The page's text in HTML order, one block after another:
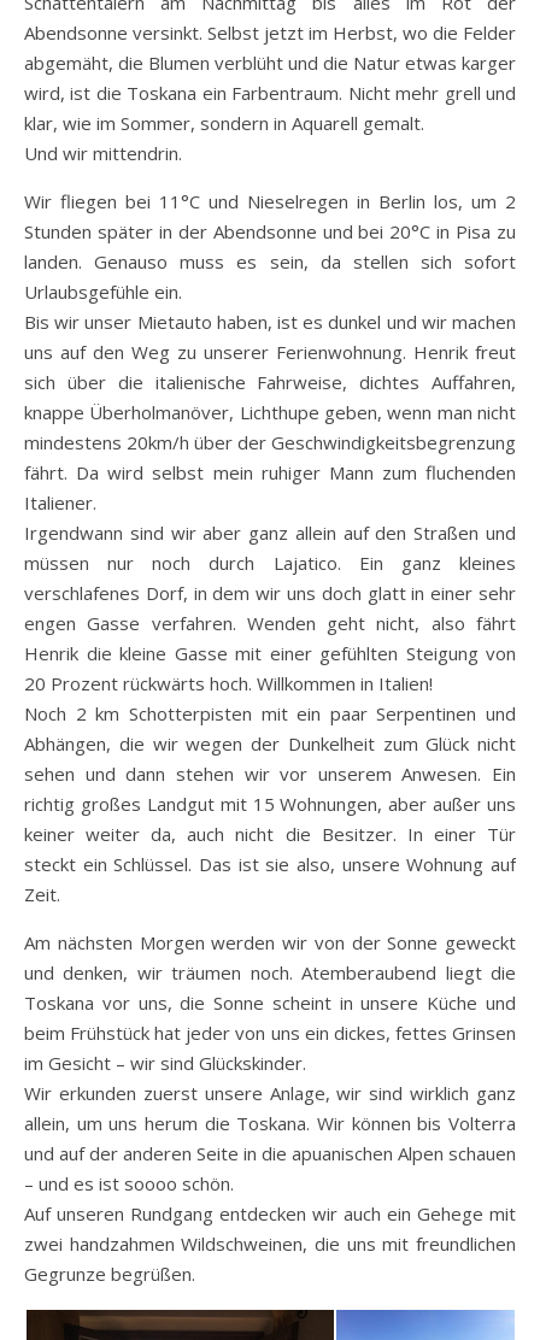
Abendsonne versinkt. Selbst jetzt im Herbst, wo die Felder
abgemäht, die Blumen verblüht und die Natur etwas karger
wird, ist die Toskana ein Farbentraum. Nicht mehr grell und
klar, wie im Sommer, sondern in Aquarell gemalt.
Und wir mittendrin.
Wir fliegen bei 11°C und Nieselregen in Berlin los, um 2
Stunden später in der Abendsonne und bei 20°C in Pisa zu
landen. Genauso muss es sein, da stellen sich sofort
Urlaubsgefühle ein.
Bis wir unser Mietauto haben, ist es dunkel und wir machen
uns auf den Weg zu unserer Ferienwohnung. Henrik freut
sich über die italienische Fahrweise, dichtes Auffahren,
knappe Überholmanöver, Lichthupe geben, wenn man nicht
mindestens 20km/h über der Geschwindigkeitsbegrenzung
fährt. Da wird selbst mein ruhiger Mann zum fluchenden
Italiener.
Irgendwann sind wir aber ganz allein auf den Straßen und
müssen nur noch durch Lajatico. Ein ganz kleines
verschlafenes Dorf, in dem wir uns doch glatt in einer sehr
engen Gasse verfahren. Wenden geht nicht, also fährt
Henrik die kleine Gasse mit einer gefühlten Steigung von
20 Prozent rückwärts hoch. Willkommen in Italien!
Noch 2 km Schotterpisten mit ein paar Serpentinen und
Abhängen, die wir wegen der Dunkelheit zum Glück nicht
sehen und dann stehen wir vor unserem Anwesen. Ein
richtig großes Landgut mit 15 Wohnungen, aber außer uns
keiner weiter da, auch nicht die Besitzer. In einer Tür
steckt ein Schlüssel. Das ist sie also, unsere Wohnung auf
Zeit.
Am nächsten Morgen werden wir von der Sonne geweckt
und denken, wir träumen noch. Atemberaubend liegt die
Toskana vor uns, die Sonne scheint in unsere Küche und
beim Frühstück hat jeder von uns ein dickes, fettes Grinsen
im Gesicht – wir sind Glückskinder.
Wir erkunden zuerst unsere Anlage, wir sind wirklich ganz
allein, um uns herum die Toskana. Wir können bis Volterra
und auf der anderen Seite in die apuanischen Alpen schauen
– und es ist soooo schön.
Auf unseren Rundgang entdecken wir auch ein Gehege mit
zwei handzahmen Wildschweinen, die uns mit freundlichen
Gegrunze begrüßen.